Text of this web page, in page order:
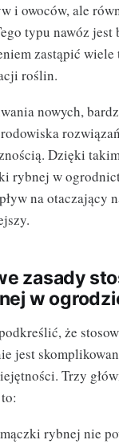
i owoców, ale
typu nawóz jest
zastąpić
roślin.
nowych,
Dzięki
rybnej w
na otaczający
zasady
w
że
jest
Trzy
rybnej nie